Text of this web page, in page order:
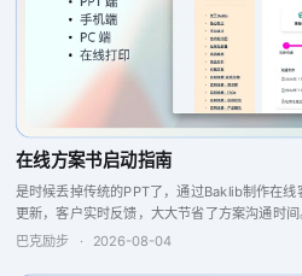
在线方案书启动指南
是时候丢掉传统的PPT了，通过Baklib制作在
更新，客户实时反馈，大大节省了方案沟通时间
巴克励步 · 2026-08-04